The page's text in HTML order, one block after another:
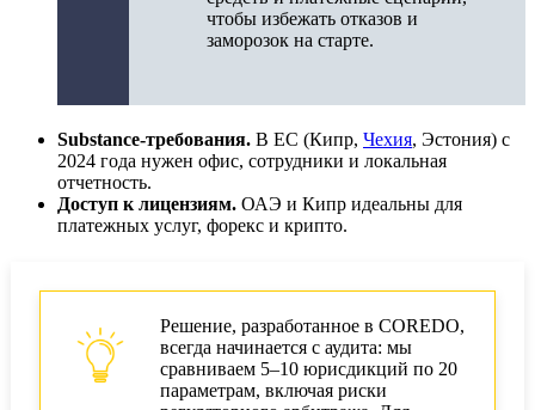
чтобы избежать отказов и
заморозок на старте.
Substance-требования. В ЕС (Кипр, Чехия, Эстония) с
2024 года нужен офис, сотрудники и локальная
отчетность.
Доступ к лицензиям. ОАЭ и Кипр идеальны для
платежных услуг, форекс и крипто.
Решение, разработанное в COREDO,
всегда начинается с аудита: мы
сравниваем 5–10 юрисдикций по 20
параметрам, включая риски